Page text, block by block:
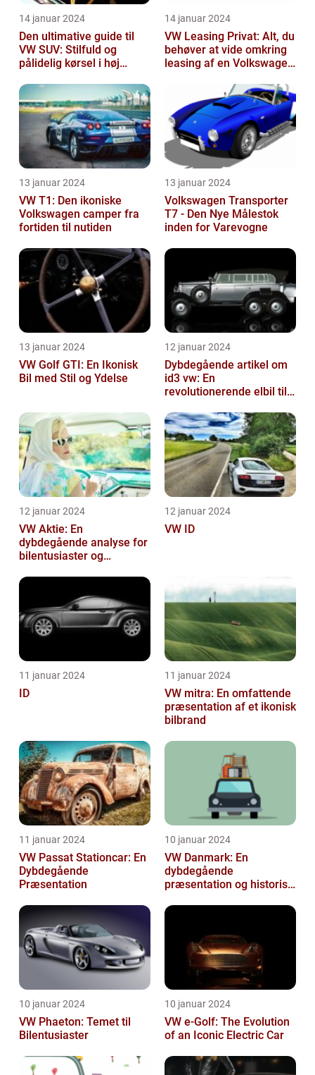
14 januar 2024
Den ultimative guide til
VW SUV: Stilfuld og
pålidelig kørsel i høj
14 januar 2024
VW Leasing Privat: Alt, du
behøver at vide omkring
leasing af en Volkswagen
13 januar 2024
VW T1: Den ikoniske
Volkswagen camper fra
fortiden til nutiden
13 januar 2024
Volkswagen Transporter
T7 - Den Nye Målestok
inden for Varevogne
13 januar 2024
VW Golf GTI: En Ikonisk
Bil med Stil og Ydelse
12 januar 2024
Dybdegående artikel om
id3 vw: En
revolutionerende elbil til
12 januar 2024
VW Aktie: En
dybdegående analyse for
bilentusiaster og
12 januar 2024
VW ID
11 januar 2024
ID
11 januar 2024
VW mitra: En omfattende
præsentation af et ikonisk
bilbrand
11 januar 2024
VW Passat Stationcar: En
Dybdegående
Præsentation
10 januar 2024
VW Danmark: En
dybdegående
præsentation og historisk
10 januar 2024
VW Phaeton: Temet til
Bilentusiaster
10 januar 2024
VW e-Golf: The Evolution
of an Iconic Electric Car